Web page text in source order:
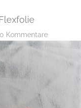
0 Kommentare
"Good
club" A5
ADD